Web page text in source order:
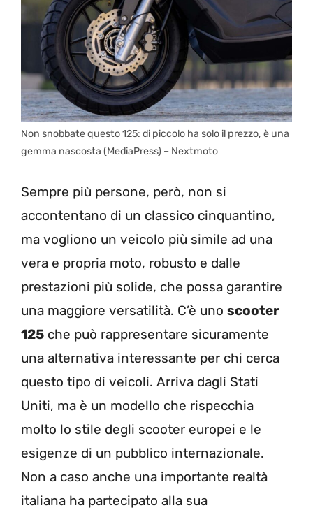
Non snobbate questo 125: di piccolo ha solo il prezzo, è una
gemma nascosta (MediaPress) – Nextmoto
Sempre più persone, però, non si
accontentano di un classico cinquantino,
ma vogliono un veicolo più simile ad una
vera e propria moto, robusto e dalle
prestazioni più solide, che possa garantire
una maggiore versatilità. C’è uno scooter
125 che può rappresentare sicuramente
una alternativa interessante per chi cerca
questo tipo di veicoli. Arriva dagli Stati
Uniti, ma è un modello che rispecchia
molto lo stile degli scooter europei e le
esigenze di un pubblico internazionale.
Non a caso anche una importante realtà
italiana ha partecipato alla sua